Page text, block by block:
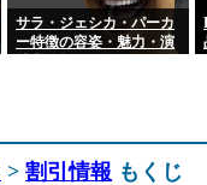
サラ・ジェシカ・パーカ
ー特徴の容姿・魅力・演
> 割引情報 もくじ